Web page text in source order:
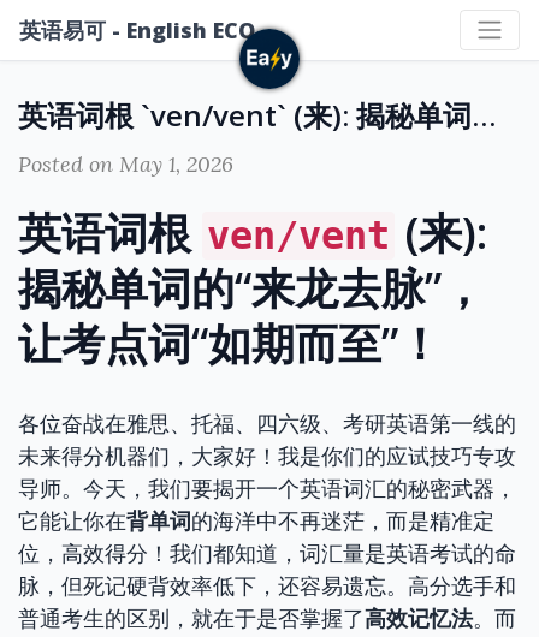
英语易可 - English ECO
英语词根 `ven/vent` (来): 揭秘单词的“来龙去脉”，让考点词“如期而至”！
Posted on May 1, 2026
英语词根 ven/vent (来):
揭秘单词的“来龙去脉”，
让考点词“如期而至”！
各位奋战在雅思、托福、四六级、考研英语第一线的
未来得分机器们，大家好！我是你们的应试技巧专攻
导师。今天，我们要揭开一个英语词汇的秘密武器，
它能让你在背单词的海洋中不再迷茫，而是精准定
位，高效得分！我们都知道，词汇量是英语考试的命
脉，但死记硬背效率低下，还容易遗忘。高分选手和
普通考生的区别，就在于是否掌握了高效记忆法。而